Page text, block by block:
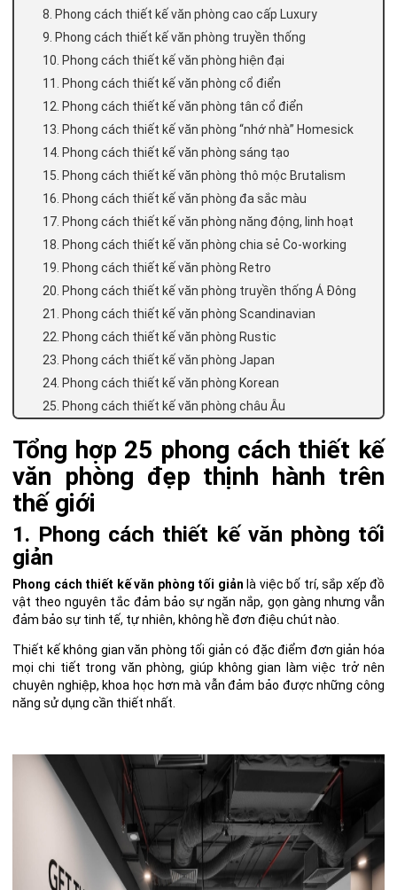
8. Phong cách thiết kế văn phòng cao cấp Luxury
9. Phong cách thiết kế văn phòng truyền thống
10. Phong cách thiết kế văn phòng hiện đại
11. Phong cách thiết kế văn phòng cổ điển
12. Phong cách thiết kế văn phòng tân cổ điển
13. Phong cách thiết kế văn phòng “nhớ nhà” Homesick
14. Phong cách thiết kế văn phòng sáng tạo
15. Phong cách thiết kế văn phòng thô mộc Brutalism
16. Phong cách thiết kế văn phòng đa sắc màu
17. Phong cách thiết kế văn phòng năng động, linh hoạt
18. Phong cách thiết kế văn phòng chia sẻ Co-working
19. Phong cách thiết kế văn phòng Retro
20. Phong cách thiết kế văn phòng truyền thống Á Đông
21. Phong cách thiết kế văn phòng Scandinavian
22. Phong cách thiết kế văn phòng Rustic
23. Phong cách thiết kế văn phòng Japan
24. Phong cách thiết kế văn phòng Korean
25. Phong cách thiết kế văn phòng châu Âu
Tổng hợp 25 phong cách thiết kế
văn phòng đẹp thịnh hành trên
thế giới
1. Phong cách thiết kế văn phòng tối
giản
Phong cách thiết kế văn phòng tối giản là việc bố trí, sắp xếp đồ
vật theo nguyên tắc đảm bảo sự ngăn nắp, gọn gàng nhưng vẫn
đảm bảo sự tinh tế, tự nhiên, không hề đơn điệu chút nào.
Thiết kế không gian văn phòng tối giản có đặc điểm đơn giản hóa
mọi chi tiết trong văn phòng, giúp không gian làm việc trở nên
chuyên nghiệp, khoa học hơn mà vẫn đảm bảo được những công
năng sử dụng cần thiết nhất.